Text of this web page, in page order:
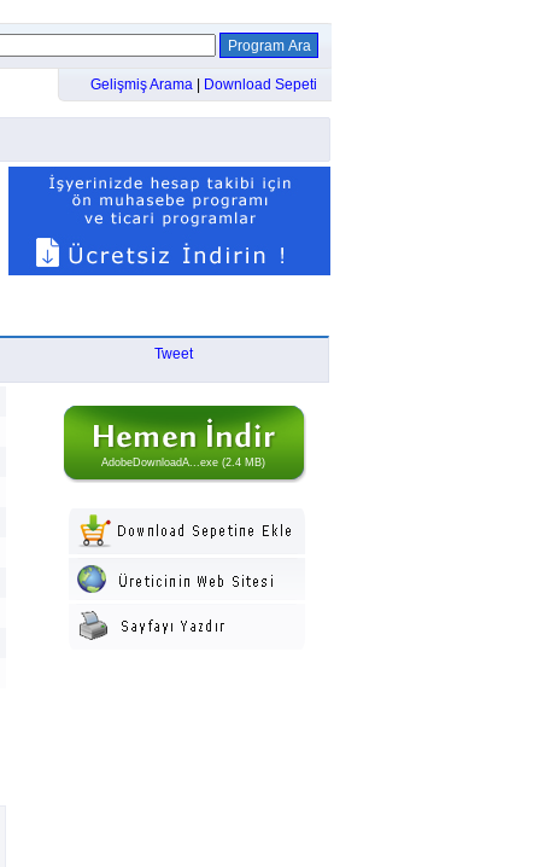
Tweet
AdobeDownloadA...exe (2.4 MB)
Gelişmiş Arama Download Sepeti